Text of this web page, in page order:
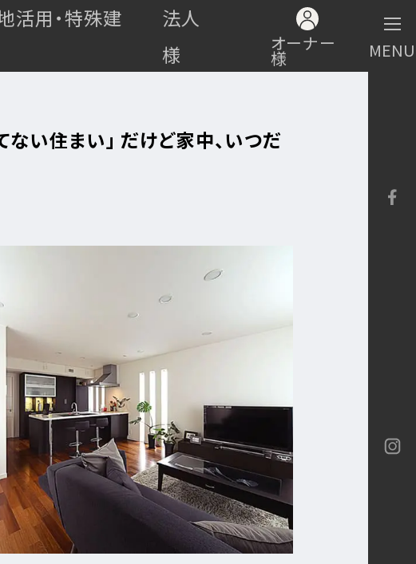
久・
省
エ
ネ
ル
・
ツーバイネクスト構法
館
空
調
シ
エアロテック
ゼ
ロ
エ
ネ
ル
ギ
ZEH
災
害
対
策
マ
シ
ョ
ン
リ
Re Dia
上
リ
フ
ォ
ー
Re Gran
館
空
調
シ
エアロテック
活用・特殊建
館
空
調
シ
エアロテック
ゼ
ロ
エ
ネ
ル
ギ
ZEH-M
法人
様
オーナー
様 MENU
ない住まい」 だけど家中、いつだ